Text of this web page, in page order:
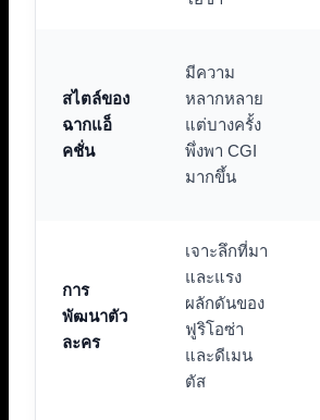
สไตล์ของ
ฉากแอ็
คชั่น
มีความ
หลากหลาย
แต่บางครั้ง
พึ่งพา CGI
มากขึ้น
การ
พัฒนาตัว
ละคร
เจาะลึกที่มา
และแรง
ผลักดันของ
ฟูริโอซ่า
และดีเมน
ตัส